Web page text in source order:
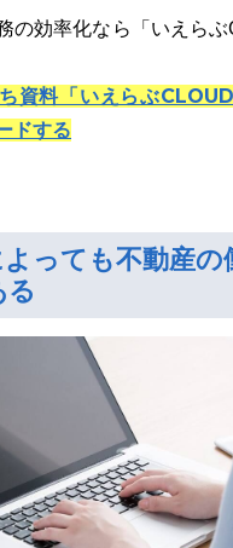
の効率化なら「いえら
資料「いえらぶ
ドする
っても不動産の
る